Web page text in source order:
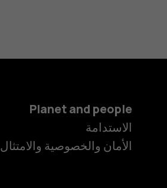
الذكية
Planet and people
الاستدامة
الأمان والخصوصية والامتثال